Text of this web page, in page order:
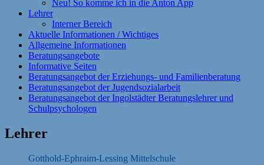
Neu! So komme ich in die Anton App
Lehrer
Interner Bereich
Aktuelle Informationen / Wichtiges
Allgemeine Informationen
Beratungsangebote
Informative Seiten
Beratungsangebot der Erziehungs- und Familienberatung
Beratungsangebot der Jugendsozialarbeit
Beratungsangebot der Ingolstädter Beratungslehrer und
Schulpsychologen
Lehrer
Gotthold-Ephraim-Lessing Mittelschule